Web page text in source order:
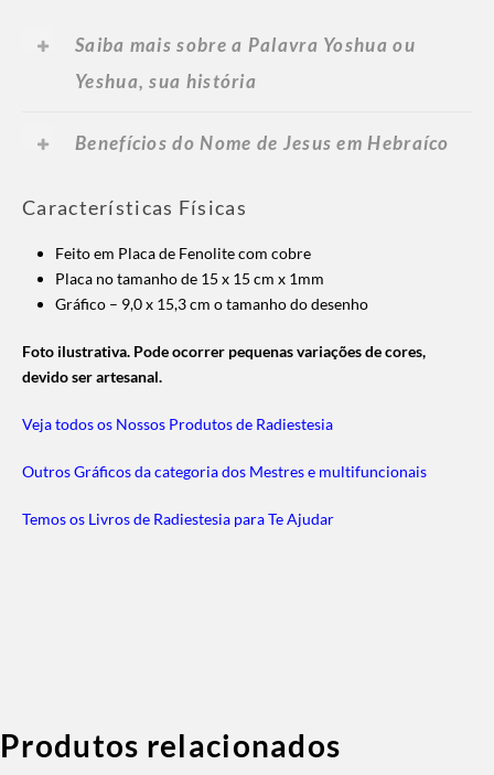
Saiba mais sobre a Palavra Yoshua ou
Yeshua, sua história
Benefícios do Nome de Jesus em Hebraíco
Características Físicas
Feito em Placa de Fenolite com cobre
Placa no tamanho de 15 x 15 cm x 1mm
Gráfico – 9,0 x 15,3 cm o tamanho do desenho
Foto ilustrativa. Pode ocorrer pequenas variações de cores,
devido ser artesanal.
Veja todos os Nossos Produtos de Radiestesia
Outros Gráficos da categoria dos Mestres e multifuncionais
Temos os Livros de Radiestesia para Te Ajudar
Produtos relacionados